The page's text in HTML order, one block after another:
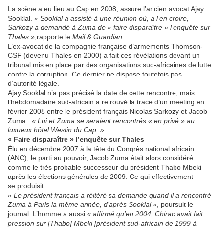
La scène a eu lieu au Cap en 2008, assure l’ancien avocat Ajay
Sooklal. « Sooklal a assisté à une réunion où, à l’en croire,
Sarkozy a demandé à Zuma de « faire disparaître » l’enquête sur
Thales » ,rapporte le Mail & Guardian
L’ex-avocat de la compagnie française d’armements Thomson-
CSF (devenu Thales en 2000) a fait ces révélations devant un
tribunal mis en place par des organisations sud-africaines de lutte
contre la corruption. Ce dernier ne dispose toutefois pas
d’autorité légale.
Ajay Sooklal n’a pas précisé la date de cette rencontre, mais
l’hebdomadaire sud-africain a retrouvé la trace d’un meeting en
février 2008 entre le président français Nicolas Sarkozy et Jacob
Zuma : « Lui et Zuma se seraient rencontrés « en privé » au
luxueux hôtel Westin du Cap. »
« Faire disparaître » l’enquête sur Thales
Élu en décembre 2007 à la tête du Congrès national africain
(ANC), le parti au pouvoir, Jacob Zuma était alors considéré
comme le très probable successeur du président Thabo Mbeki
après les élections générales de 2009. Ce qui effectivement
se produisit.
« Le président français a réitéré sa demande quand il a rencontré
Zuma à Paris la même année, d’après Sooklal » , poursuit le
journal. L’homme a aussi « affirmé qu’en 2004, Chirac avait fait
pression sur [Thabo] Mbeki [président sud-africain de 1999 à